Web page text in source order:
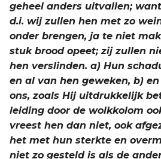
geheel anders uitvallen;
d.i. wij zullen hen met zo
onder brengen, ja te niet
stuk brood opeet; zij zullen
hen verslinden. a) Hun
en al van hen geweken, b) en
ons, zoals Hij uitdrukkelijk
leiding door de wolkkolom
vreest hen dan niet, ook
het met hun sterkte en
niet zo gesteld is als de